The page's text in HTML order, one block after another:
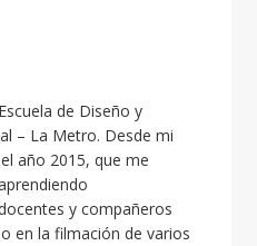
de Diseño y
– La Metro. Desde mi
año 2015, que me
y compañeros
en la filmación de varios